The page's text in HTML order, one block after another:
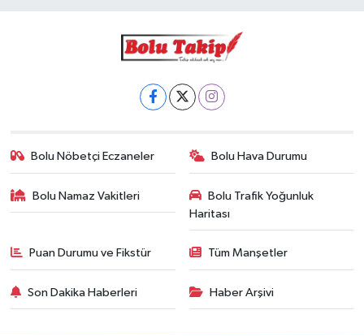
Bolu Nöbetçi Eczaneler Bolu Hava Durumu
Bolu Namaz Vakitleri
Bolu Trafik Yoğunluk
Haritası
Puan Durumu ve Fikstür Tüm Manşetler
Son Dakika Haberleri Haber Arşivi